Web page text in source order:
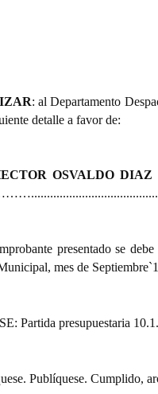
: al Departamento
detalle a favor de:
OSVALDO DIAZ
presentado se
mes de
Partida presupuestaria
Publíquese. Cumplido,